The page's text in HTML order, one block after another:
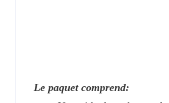
Le paquet comprend: